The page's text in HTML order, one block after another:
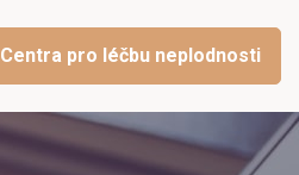
Centra pro léčbu neplodnosti